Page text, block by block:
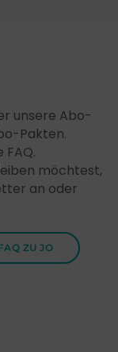
unsere Abo-
Pakten.
möchtest,
an oder
ZU JO